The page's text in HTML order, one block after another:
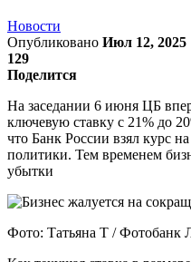
Новости
Опубликовано Июл 12, 2025
129
Поделится
На заседании 6 июня ЦБ
ключевую ставку с 21% до
что Банк России взял курс
политики. Тем временем
убытки
Фото: Татьяна Т / Фотобанк